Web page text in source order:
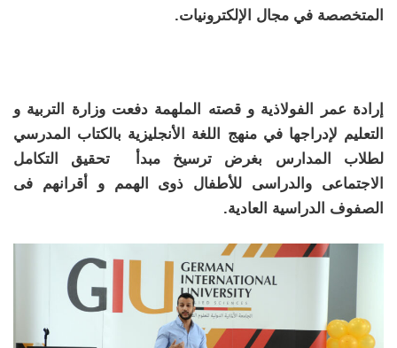
المتخصصة في مجال الإلكترونيات.
إرادة عمر الفولاذية و قصته الملهمة دفعت وزارة التربية و
التعليم لإدراجها في منهج اللغة الأنجليزية بالكتاب المدرسي
لطلاب المدارس بغرض ترسيخ مبدأ تحقيق التكامل
الاجتماعى والدراسى للأطفال ذوى الهمم و أقرانهم فى
الصفوف الدراسية العادية.